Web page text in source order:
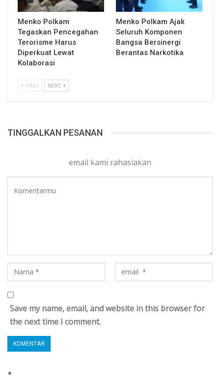
Menko Polkam
Tegaskan Pencegahan
Terorisme Harus
Diperkuat Lewat
Kolaborasi
Menko Polkam Ajak
Seluruh Komponen
Bangsa Bersinergi
Berantas Narkotika
PREV NEXT
TINGGALKAN PESANAN
email kami rahasiakan
Save my name, email, and website in this browser for
the next time I comment.